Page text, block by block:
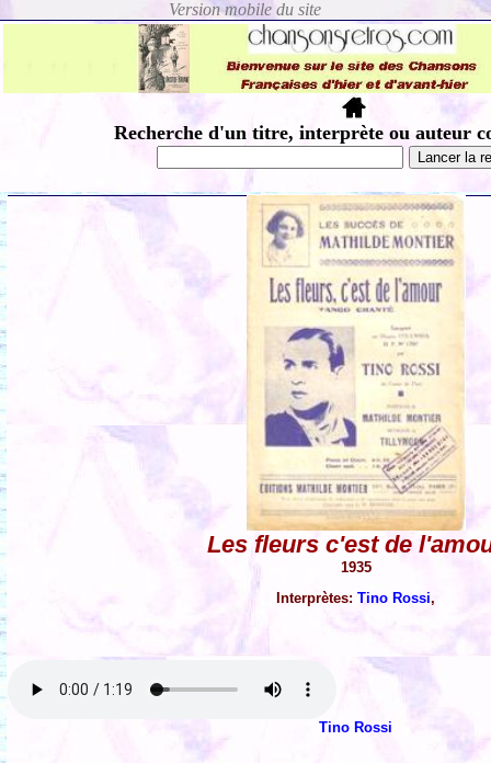
Recherche d'un titre, interprète ou auteur
Les fleurs c'est de
1935
Interprètes:Tino Rossi,
Tino Rossi